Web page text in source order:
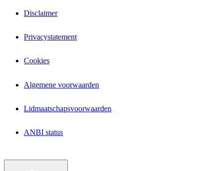
Disclaimer
Privacystatement
Cookies
Algemene voorwaarden
Lidmaatschapsvoorwaarden
ANBI status